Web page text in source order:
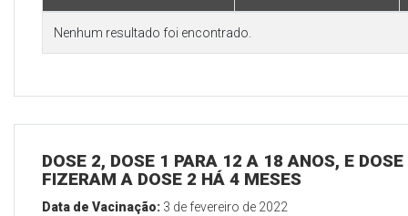
Nenhum resultado foi encontrado.
DOSE 2, DOSE 1 PARA 12 A 18 ANOS, E
FIZERAM A DOSE 2 HÁ 4 MESES
Data de Vacinação: 3 de fevereiro de 2022